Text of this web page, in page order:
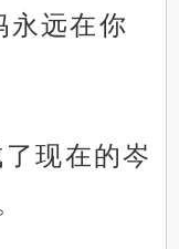
永远在你
现在的岑